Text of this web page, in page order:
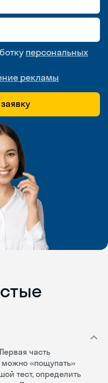
персональных
рекламы
часть
«пощупать»
тест, определить